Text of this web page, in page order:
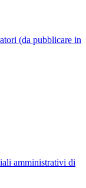
(da pubblicare in
amministrativi di